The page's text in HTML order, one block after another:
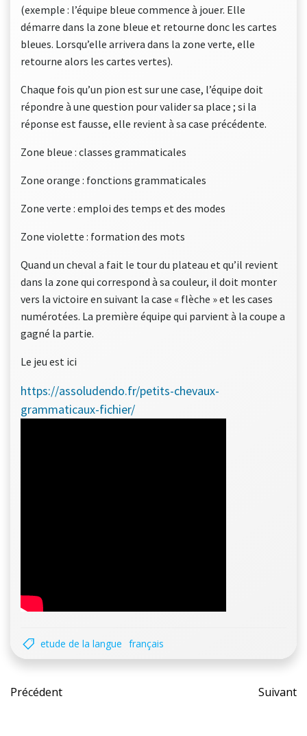
(exemple : l’équipe bleue commence à jouer. Elle
démarre dans la zone bleue et retourne donc les cartes
bleues. Lorsqu’elle arrivera dans la zone verte, elle
retourne alors les cartes vertes).
Chaque fois qu’un pion est sur une case, l’équipe doit
répondre à une question pour valider sa place ; si la
réponse est fausse, elle revient à sa case précédente.
Zone bleue : classes grammaticales
Zone orange : fonctions grammaticales
Zone verte : emploi des temps et des modes
Zone violette : formation des mots
Quand un cheval a fait le tour du plateau et qu’il revient
dans la zone qui correspond à sa couleur, il doit monter
vers la victoire en suivant la case « flèche » et les cases
numérotées. La première équipe qui parvient à la coupe a
gagné la partie.
Le jeu est ici
https://assoludendo.fr/petits-chevaux-
grammaticaux-fichier/:
etude de la langue français
Post
Précédent Suivant